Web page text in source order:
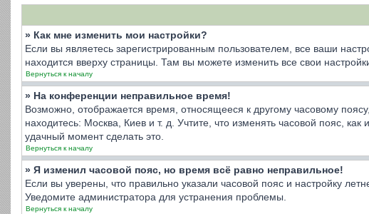
» Как мне изменить мои настройки?
Если вы являетесь зарегистрированным пользователем, все ваши
находится вверху страницы. Там вы можете изменить все свои
Вернуться к началу
» На конференции неправильное время!
Возможно, отображается время, относящееся к другому часовому
находитесь: Москва, Киев и т. д. Учтите, что изменять часовой пояс,
удачный момент сделать это.
Вернуться к началу
» Я изменил часовой пояс, но время всё равно неправильное!
Если вы уверены, что правильно указали часовой пояс и настройку
Уведомите администратора для устранения проблемы.
Вернуться к началу